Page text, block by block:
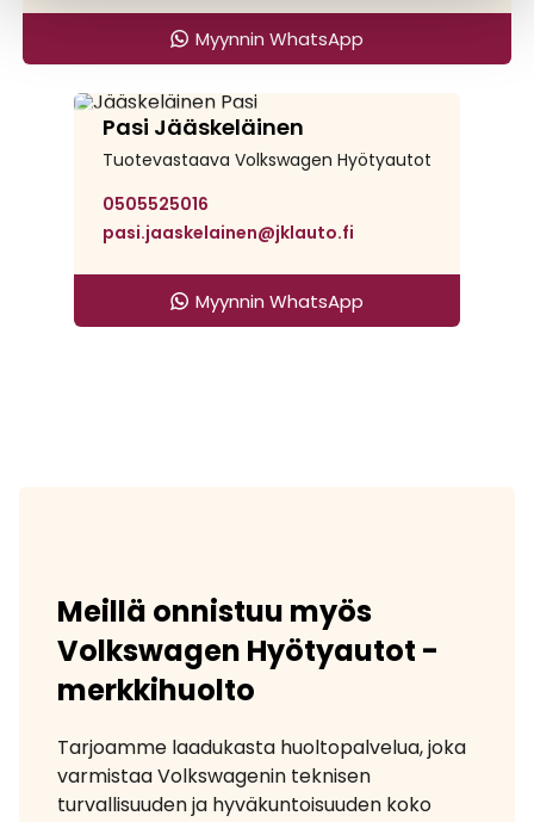
Myynnin WhatsApp
Jyväskylän Autotarvike
Pasi Jääskeläinen
Tuotevastaava Volkswagen Hyötyautot
0505525016
pasi.jaaskelainen@jklauto.fi
Myynnin WhatsApp
Meillä onnistuu myös
Volkswagen Hyötyautot -
merkkihuolto
Tarjoamme laadukasta huoltopalvelua, joka
varmistaa Volkswagenin teknisen
turvallisuuden ja hyväkuntoisuuden koko